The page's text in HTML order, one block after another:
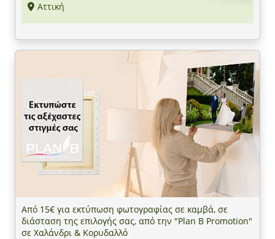
Αττική
Από 15€ για εκτύπωση φωτογραφίας σε καμβά, σε
διάσταση της επιλογής σας, από την "Plan B Promotion"
σε Χαλάνδρι & Κορυδαλλό